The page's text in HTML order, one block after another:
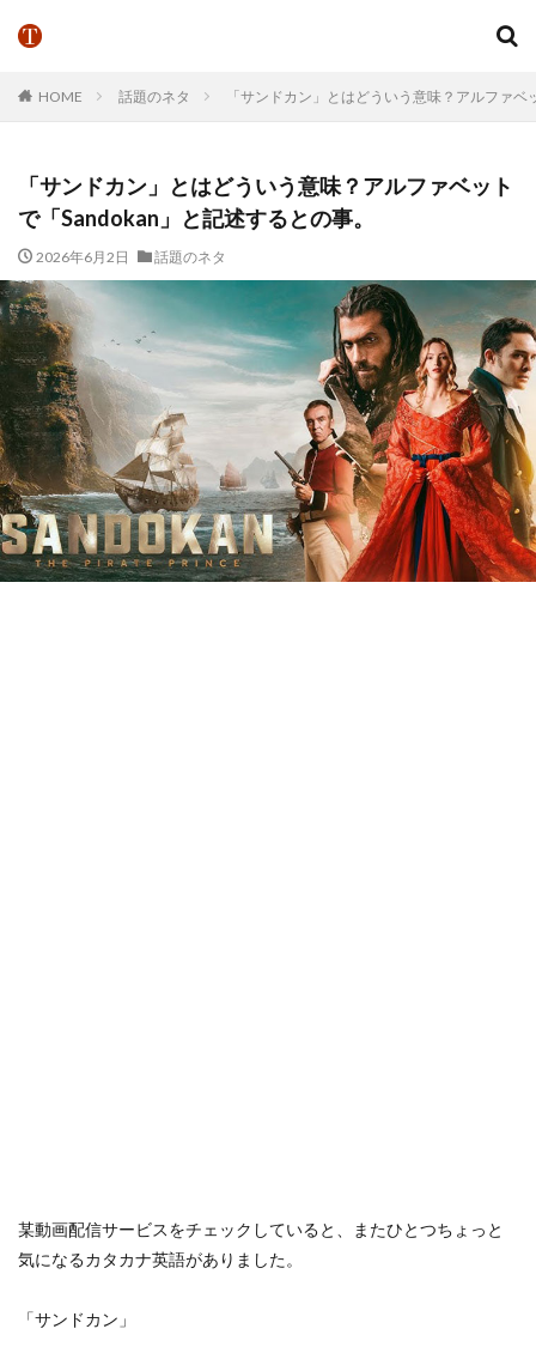
HOME 話題のネタ 「サンドカン」とはどういう意味？アルファ
「サンドカン」とはどういう意味？アルファベット
で「Sandokan」と記述するとの事。
2026年6月2日 話題のネタ
某動画配信サービスをチェックしていると、またひとつちょっと
気になるカタカナ英語がありました。
「サンドカン」